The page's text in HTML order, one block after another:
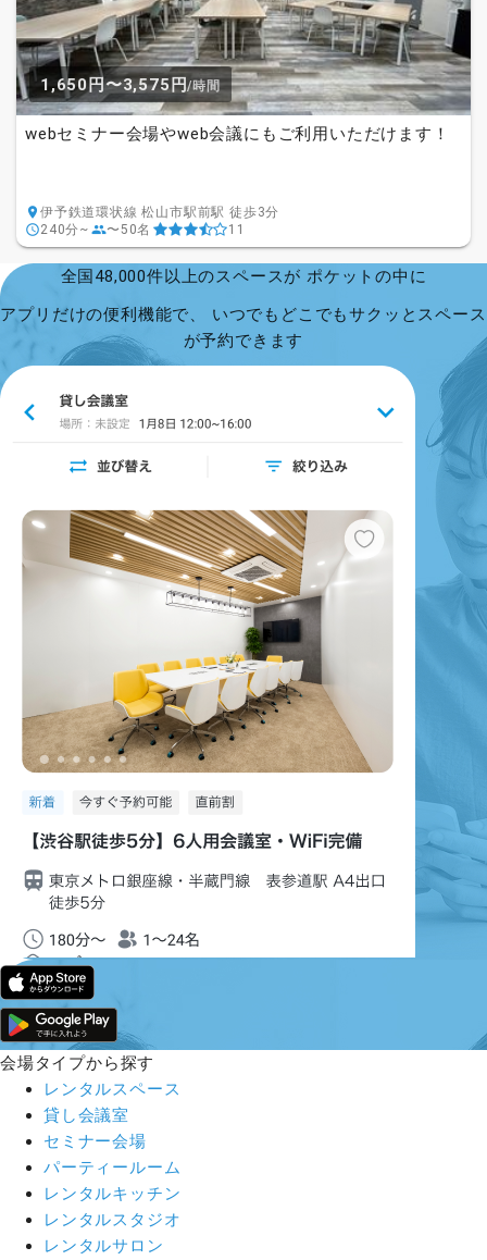
1,650円〜3,575円/時間
webセミナー会場やweb会議にもご利用いただけます！
伊予鉄道環状線 松山市駅前駅 徒歩3分
240分~
〜50名 11
全国48,000件以上のスペースが ポケットの中に
アプリだけの便利機能で、 いつでもどこでもサクッとスペース
が予約できます
会場タイプから探す
レンタルスペース
貸し会議室
セミナー会場
パーティールーム
レンタルキッチン
レンタルスタジオ
レンタルサロン